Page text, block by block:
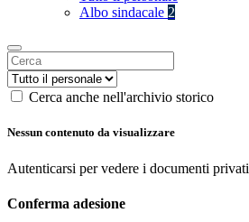
Albo sindacale 2
Cerca anche nell'archivio storico
Nessun contenuto da visualizzare
Autenticarsi per vedere i documenti privati
Conferma adesione